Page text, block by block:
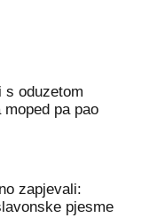
s oduzetom
pa pao
zapjevali:
pjesme